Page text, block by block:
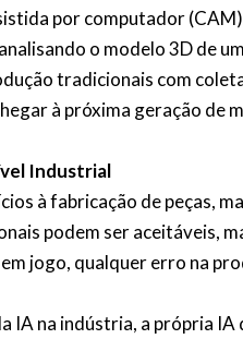
por computador
o modelo 3D de
tradicionais com
à próxima geração de
Industrial
à fabricação de peças,
podem ser aceitáveis,
jogo, qualquer erro na
IA na indústria, a própria